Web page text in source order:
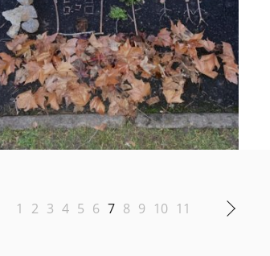
1 2 3 4 5 6 7 8 9 10 11